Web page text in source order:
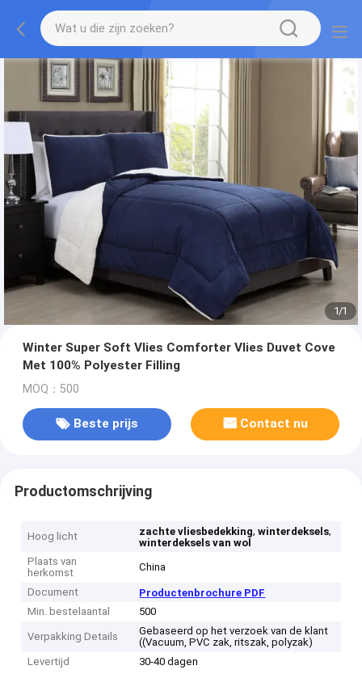
1/1
Winter Super Soft Vlies Comforter Vlies Duvet Cove
Met 100% Polyester Filling
MOQ：500
Beste prijs Contact nu
Productomschrijving
Hoog licht zachte vliesbedekking,winterdeksels,
winterdeksels van wol
Plaats van
herkomst
China
Document
Productenbrochure PDF
Min. bestelaantal
500
Verpakking Details
Gebaseerd op het verzoek van de klant
((Vacuum, PVC zak, ritszak, polyzak)
Levertijd
30-40 dagen